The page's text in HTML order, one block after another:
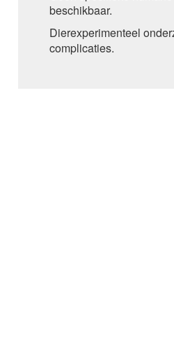
AMISULPRIDE
AMITRIPTYLINE
AMIVANTAMAB
AMLODIPINE
beschikbaar.
Dierexperimenteel
complicaties.